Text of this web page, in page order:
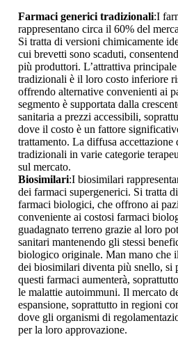
Farmaci generici tradizionali:I
rappresentano circa il 60% del
Si tratta di versioni chimicamente
cui brevetti sono scaduti,
più produttori. L’attrattiva
tradizionali è il loro costo inferiore
offrendo alternative convenienti ai
segmento è supportata dalla
sanitaria a prezzi accessibili,
dove il costo è un fattore
trattamento. La diffusa accettazione
tradizionali in varie categorie
sul mercato.
Biosimilari:I biosimilari
dei farmaci supergenerici. Si tratta
farmaci biologici, che offrono ai
conveniente ai costosi farmaci
guadagnato terreno grazie al loro
sanitari mantenendo gli stessi
biologico originale. Man mano che
dei biosimilari diventa più snello, si
questi farmaci aumenterà,
le malattie autoimmuni. Il mercato
espansione, soprattutto in regioni
dove gli organismi di
per la loro approvazione.